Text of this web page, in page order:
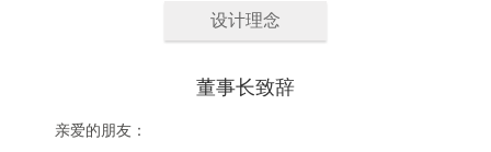
设计理念
董事长致辞
亲爱的朋友：